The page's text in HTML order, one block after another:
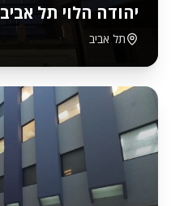
יהודה הלוי תל אביב
תל אביב